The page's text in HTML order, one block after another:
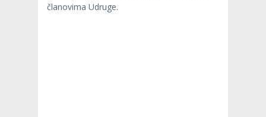
članovima Udruge.